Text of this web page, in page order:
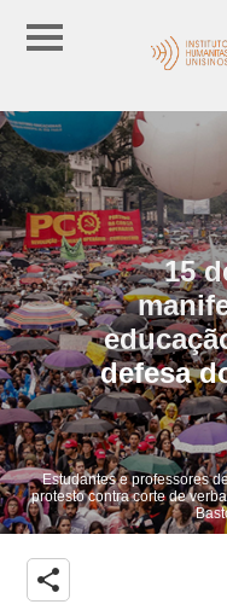
15
defesa
Estudantes e professores
protesto contra corte de
share